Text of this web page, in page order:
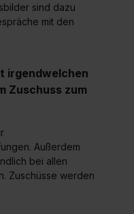
jederzeit mit
teilweise über unsere
Klick auf „Details
sind dazu
mit den
irgendwelchen
Zuschuss zum
Außerdem
bei allen
Zuschüsse werden